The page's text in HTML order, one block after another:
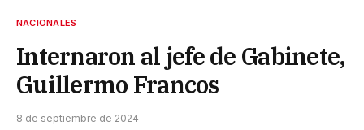
NACIONALES
Internaron al jefe de Gabinete,
Guillermo Francos
8 de septiembre de 2024